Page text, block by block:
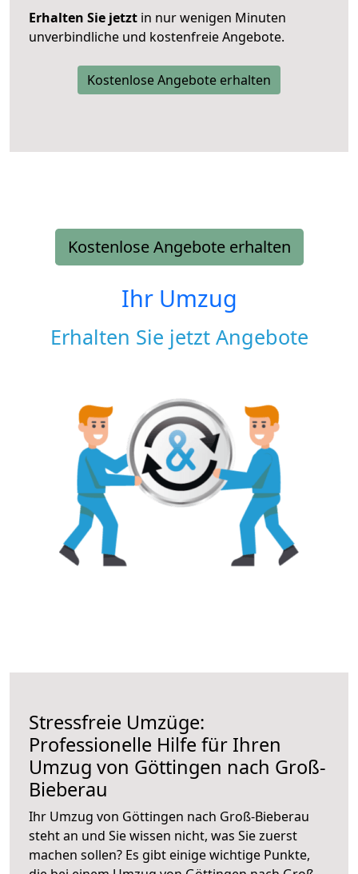
Erhalten Sie jetzt in nur wenigen Minuten
unverbindliche und kostenfreie Angebote.
Kostenlose Angebote erhalten
Kostenlose Angebote erhalten
Ihr Umzug
Erhalten Sie jetzt Angebote
Stressfreie Umzüge:
Professionelle Hilfe für Ihren
Umzug von Göttingen nach Groß-
Bieberau
Ihr Umzug von Göttingen nach Groß-Bieberau
steht an und Sie wissen nicht, was Sie zuerst
machen sollen? Es gibt einige wichtige Punkte,